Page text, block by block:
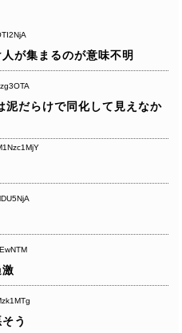
が集まるのが意味不明
泥だらけで同化して見えなか
う